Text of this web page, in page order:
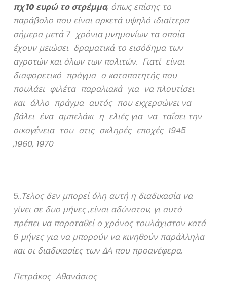
πχ 10 ευρώ το στρέμμα, όπως επίσης το
παράβολο που είναι αρκετά υψηλό ιδιαίτερα
σήμερα μετά 7 χρόνια μνημονίων τα οποία
έχουν μειώσει δραματικά το εισόδημα των
αγροτών και όλων των πολιτών. Γιατί είναι
διαφορετικό πράγμα ο καταπατητής που
πουλάει φιλέτα παραλιακά για να πλουτίσει
και άλλο πράγμα αυτός που εκχερσώνει να
βάλει ένα αμπελάκι η ελιές για να ταΐσει την
οικογένεια του στις σκληρές εποχές 1945
,1960, 1970
5..Τελος δεν μπορεί όλη αυτή η διαδικασία να
γίνει σε δυο μήνες ,είναι αδύνατον, γι αυτό
πρέπει να παραταθεί ο χρόνος τουλάχιστον κατά
6 μήνες για να μπορούν να κινηθούν παράλληλα
και οι διαδικασίες των ΔΑ που προανέφερα.
Πετράκος Αθανάσιος